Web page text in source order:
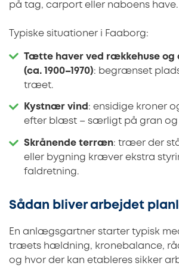
på tag, carport eller naboens have.
Typiske situationer i Faaborg:
Tætte haver ved rækkehuse
(ca. 1900–1970): begrænset
træet.
Kystnær vind : ensidige kroner
efter blæst – særligt på gran og
Skrånende terræn: træer der
eller bygning kræver ekstra
faldretning.
Sådan bliver arbejdet
En anlægsgartner starter typisk
træets hældning, kronebalance,
og hvor der kan etableres sikker